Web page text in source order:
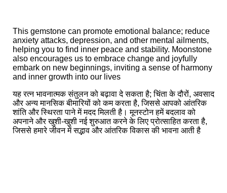
This gemstone can promote emotional balance; reduce
anxiety attacks, depression, and other mental ailments,
helping you to find inner peace and stability. Moonstone
also encourages us to embrace change and joyfully
embark on new beginnings, inviting a sense of harmony
and inner growth into our lives
यह रत्न भावनात्मक संतुलन को बढ़ावा दे सकता है; चिंता के दौरों, अवसाद
और अन्य मानसिक बीमारियों को कम करता है, जिससे आपको आंतरिक
शांति और स्थिरता पाने में मदद मिलती है। मूनस्टोन हमें बदलाव को
अपनाने और खुशी-खुशी नई शुरुआत करने के लिए प्रोत्साहित करता है,
जिससे हमारे जीवन में सद्भाव और आंतरिक विकास की भावना आती है